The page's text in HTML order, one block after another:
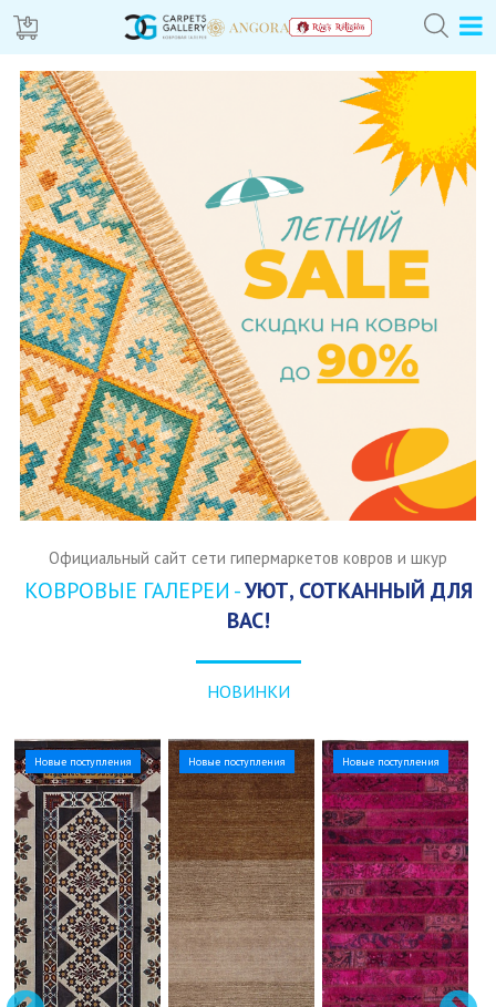
Официальный сайт сети гипермаркетов ковров и шкур
КОВРОВЫЕ ГАЛЕРЕИ -УЮТ, СОТКАННЫЙ ДЛЯ
ВАС!
НОВИНКИ
Новые поступления Новые поступления Новые поступления